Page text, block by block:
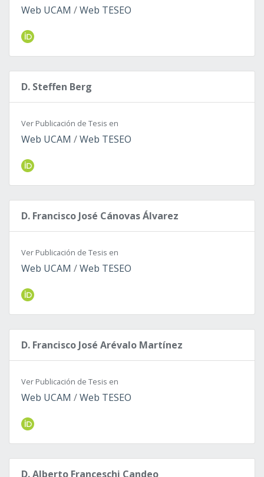
Web UCAM /Web TESEO
D. Steffen Berg
Ver Publicación de Tesis en
Web UCAM /Web TESEO
D. Francisco José Cánovas Álvarez
Ver Publicación de Tesis en
Web UCAM /Web TESEO
D. Francisco José Arévalo Martínez
Ver Publicación de Tesis en
Web UCAM /Web TESEO
D. Alberto Franceschi Candeo